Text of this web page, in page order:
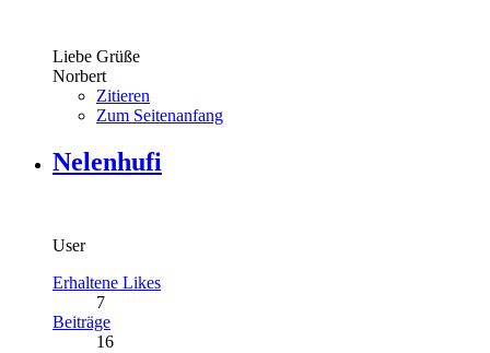
Liebe Grüße
Norbert
Zitieren
Zum Seitenanfang
Nelenhufi
User
Erhaltene Likes
7
Beiträge
16